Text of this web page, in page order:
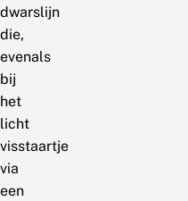
dwarslijn
die,
evenals
bij
het
licht
visstaartje
via
een